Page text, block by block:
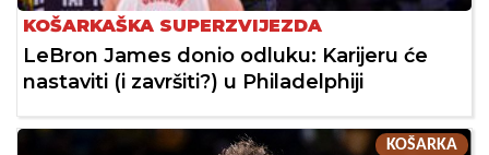
KOŠARKAŠKA SUPERZVIJEZDA
LeBron James donio odluku: Karijeru će
nastaviti (i završiti?) u Philadelphiji
KOŠARKA